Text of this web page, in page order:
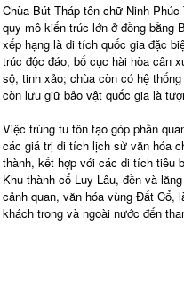
Chùa Bút Tháp tên chữ Ninh
quy mô kiến trúc lớn ở đồng bằng
xếp hạng là di tích quốc gia đặc
trúc độc đáo, bố cục hài hòa cân
sộ, tinh xảo; chùa còn có hệ
còn lưu giữ bảo vật quốc gia là
Việc trùng tu tôn tạo góp phần
các giá trị di tích lịch sử văn hóa
thành, kết hợp với các di tích tiêu
Khu thành cổ Luy Lâu, đền và
cảnh quan, văn hóa vùng Đất Cổ,
khách trong và ngoài nước đến